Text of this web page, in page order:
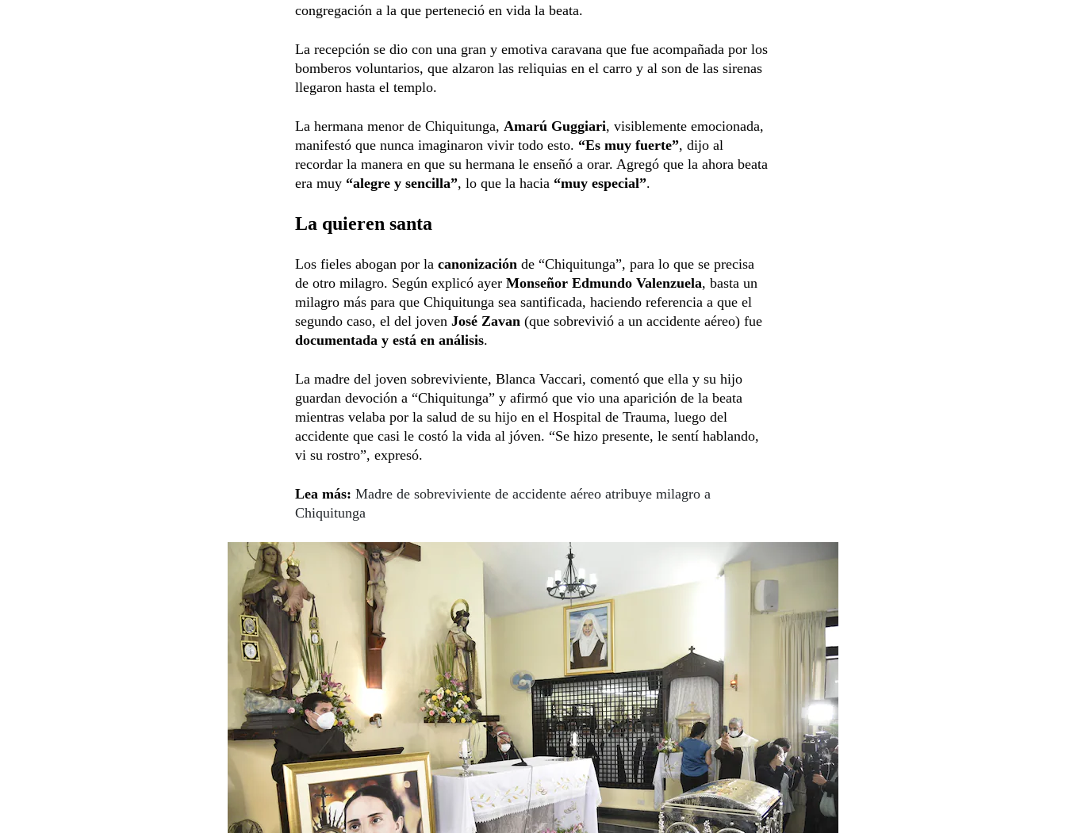
congregación a la que perteneció en vida la beata.
La recepción se dio con una gran y emotiva caravana que fue acompañada por los
bomberos voluntarios, que alzaron las reliquias en el carro y al son de las sirenas
llegaron hasta el templo.
La hermana menor de Chiquitunga, Amarú Guggiari, visiblemente emocionada,
manifestó que nunca imaginaron vivir todo esto. “Es muy fuerte”, dijo al
recordar la manera en que su hermana le enseñó a orar. Agregó que la ahora beata
era muy “alegre y sencilla”, lo que la hacia “muy especial”.
La quieren santa
Los fieles abogan por la canonización de “Chiquitunga”, para lo que se precisa
de otro milagro. Según explicó ayer Monseñor Edmundo Valenzuela, basta un
milagro más para que Chiquitunga sea santificada, haciendo referencia a que el
segundo caso, el del joven José Zavan (que sobrevivió a un accidente aéreo) fue
documentada y está en análisis.
La madre del joven sobreviviente, Blanca Vaccari, comentó que ella y su hijo
guardan devoción a “Chiquitunga” y afirmó que vio una aparición de la beata
mientras velaba por la salud de su hijo en el Hospital de Trauma, luego del
accidente que casi le costó la vida al jóven. “Se hizo presente, le sentí hablando,
vi su rostro”, expresó.
Lea más: Madre de sobreviviente de accidente aéreo atribuye milagro a
Chiquitunga